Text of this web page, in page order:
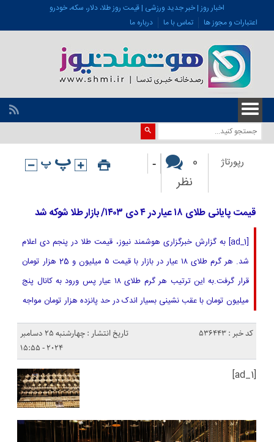
اخبار روز | خبر جدید ورزشی | قیمت روز طلا، دلار، سکه، خودرو
اعتبارات و مجوز ها
تماس با ما درباره ما
رپورتاژ
0
نظر
-
قیمت پایانی طلای ۱۸ عیار در ۴ دی ۱۴۰۳/ بازار طلا شوکه شد
[ad_1] به گزارش خبرگزاری هوشمند نیوز، قیمت طلا در پنجم دی اعلام
شد. هر گرم طلای ۱۸ عیار در بازار با قیمت ۵ میلیون و 25 هزار تومان
قرار گرفت.به این ترتیب هر گرم طلای ۱۸ عیار پس ورود به کانال پنج
میلیون تومان با عقب نشینی بسیار اندک در حد پانزده هزار تومان مواجه
کد خبر : 536443
تاریخ انتشار : چهارشنبه 25 دسامبر
2024 - 15:55
[ad_1]